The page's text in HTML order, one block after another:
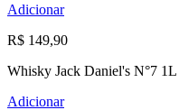
Adicionar
R$ 149,90
Whisky Jack Daniel's N°7 1L
Adicionar